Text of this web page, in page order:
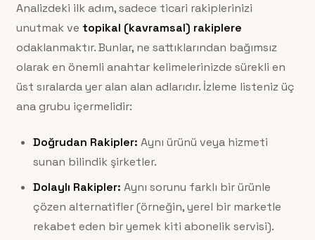
Analizdeki ilk adım, sadece ticari rakiplerinizi
unutmak ve topikal (kavramsal) rakiplere
odaklanmaktır. Bunlar, ne sattıklarından bağımsız
olarak en önemli anahtar kelimelerinizde sürekli en
üst sıralarda yer alan alan adlarıdır. İzleme listeniz üç
ana grubu içermelidir:
Doğrudan Rakipler: Aynı ürünü veya hizmeti
sunan bilindik şirketler.
Dolaylı Rakipler: Aynı sorunu farklı bir ürünle
çözen alternatifler (örneğin, yerel bir marketle
rekabet eden bir yemek kiti abonelik servisi).